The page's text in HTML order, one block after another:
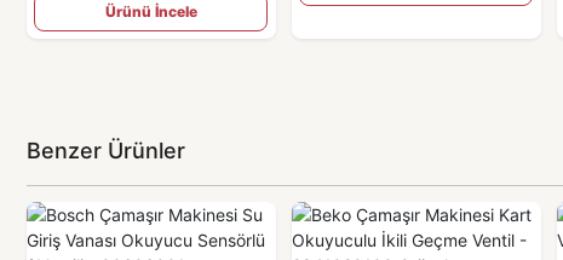
Ürünü İncele
Benzer Ürünler